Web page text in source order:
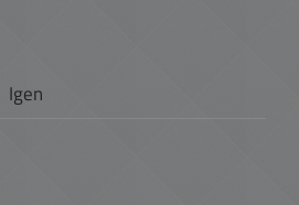
Igen